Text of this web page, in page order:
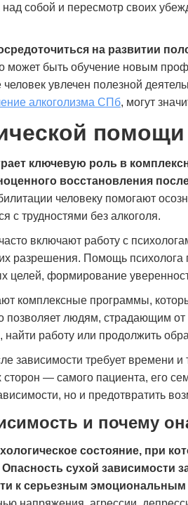
собой и пересмотр своих
на развитии
может быть обучение новым
увлечен полезной
алкоголизма СПб, могут
ключевую роль в
восстановления
человеку помогают
с трудностями без алкоголя.
включают работу с
разрешения. Помощь психолога
формирование
комплексные программы,
людям, страдающим от
работу или продолжить
зависимости требует времени
сторон — самого пациента, его
но и предотвратить
и почему
состояние, при
Опасность сухой зависимости
к серьезным